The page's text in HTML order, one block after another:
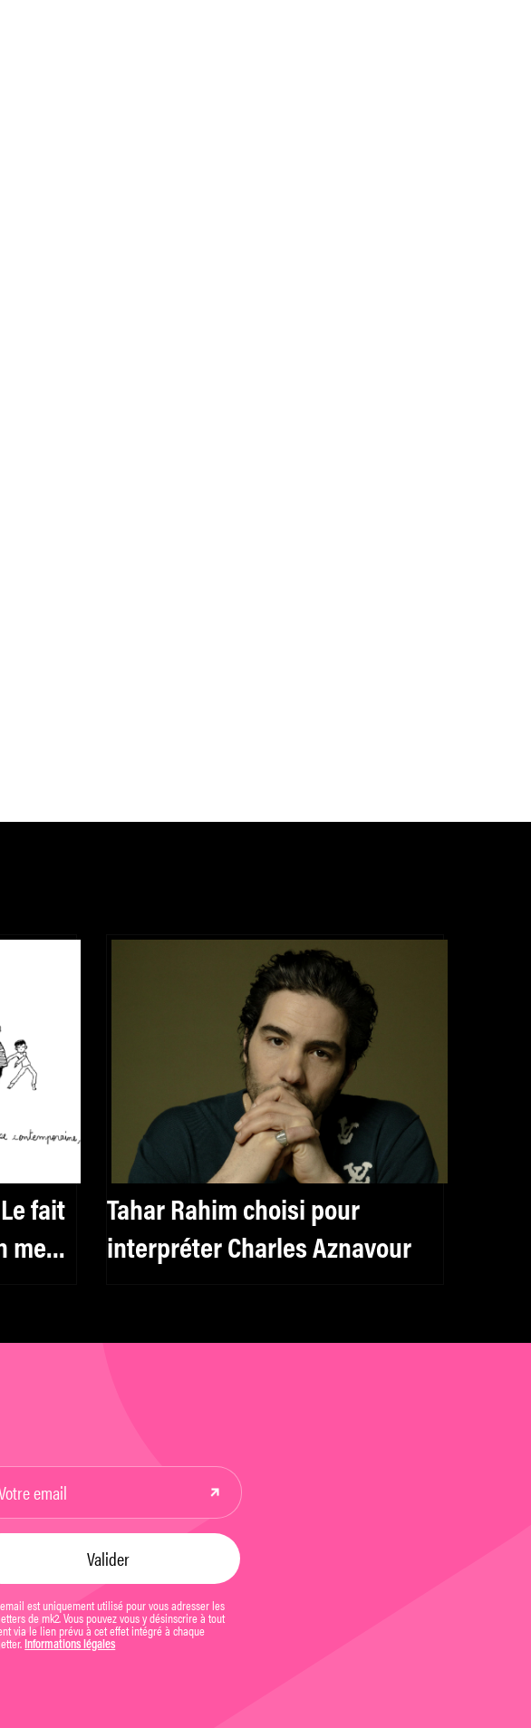
fait
me
Tahar Rahim choisi pour
interpréter Charles Aznavour
est uniquement utilisé pour vous adresser les
de mk2. Vous pouvez vous y désinscrire à tout
via le lien prévu à cet effet intégré à chaque
Informations légales